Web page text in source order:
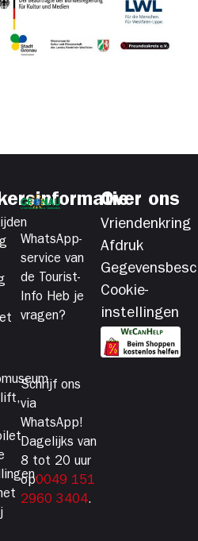
WhatsApp-
service van
de Tourist-
Info Heb je
vragen?
Schrijf ons
via
WhatsApp!
Dagelijks van
8 tot 20 uur
op0049 151
2960 3404.
Over ons
Vriendenkring
Afdruk
Cookie-
instellingen